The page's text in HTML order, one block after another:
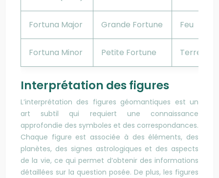
Fortuna Major Grande Fortune Feu
Fortuna Minor Petite Fortune Terre
Interprétation des figures
L’interprétation des figures géomantiques est un
art subtil qui requiert une connaissance
approfondie des symboles et des correspondances.
Chaque figure est associée à des éléments, des
planètes, des signes astrologiques et des aspects
de la vie, ce qui permet d’obtenir des informations
détaillées sur la question posée. De plus, les figures